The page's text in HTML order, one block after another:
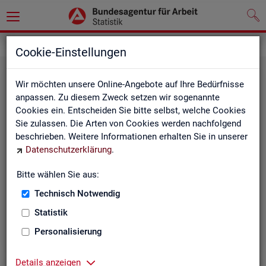
Cookie-Einstellungen
Wir möchten unsere Online-Angebote auf Ihre Bedürfnisse
anpassen. Zu diesem Zweck setzen wir sogenannte
Cookies ein. Entscheiden Sie bitte selbst, welche Cookies
Sie zulassen. Die Arten von Cookies werden nachfolgend
beschrieben. Weitere Informationen erhalten Sie in unserer
Datenschutzerklärung.
Bitte wählen Sie aus:
Technisch Notwendig
Statistik
Personalisierung
Details anzeigen
Re­gio­na­le Glie­de­run­gen
Landkreise) in den Statistiken der BA